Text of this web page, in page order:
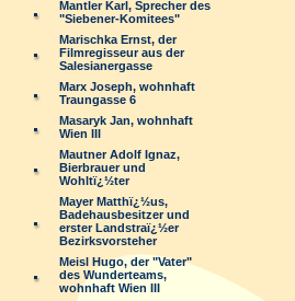
Mantler Karl, Sprecher des
"Siebener-Komitees"
Marischka Ernst, der
Filmregisseur aus der
Salesianergasse
Marx Joseph, wohnhaft
Traungasse 6
Masaryk Jan, wohnhaft
Wien III
Mautner Adolf Ignaz,
Bierbrauer und
Wohltï¿½ter
Mayer Matthï¿½us,
Badehausbesitzer und
erster Landstraï¿½er
Bezirksvorsteher
Meisl Hugo, der "Vater"
des Wunderteams,
wohnhaft Wien III